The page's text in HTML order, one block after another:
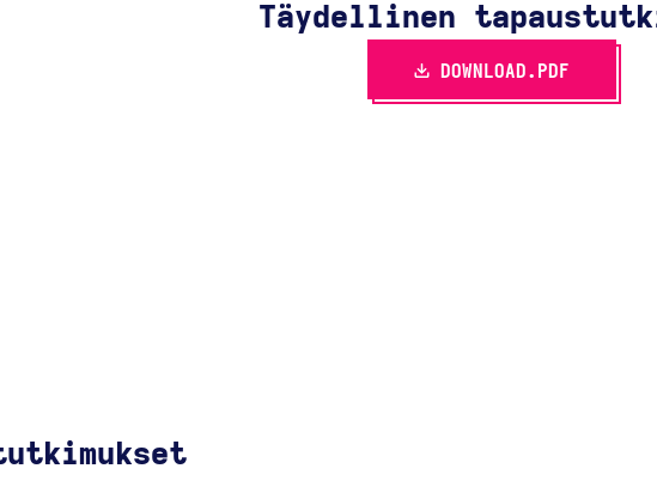
Täydellinen
DOWNLOAD.PDF